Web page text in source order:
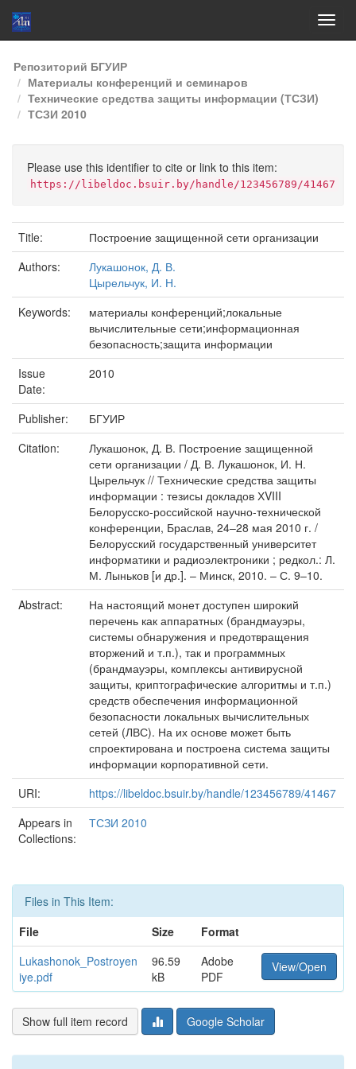
Skip
navigation
Репозиторий БГУИР
Материалы конференций и семинаров
Технические средства защиты информации (ТСЗИ)
ТСЗИ 2010
Please use this identifier to cite or link to this item:
https://libeldoc.bsuir.by/handle/123456789/41467
Title:
Построение защищенной сети организации
Authors:
Лукашонок, Д. В.
Цырельчук, И. Н.
Keywords:
материалы конференций;локальные
вычислительные сети;информационная
безопасность;защита информации
Issue
Date:
2010
Publisher:
БГУИР
Citation:
Лукашонок, Д. В. Построение защищенной
сети организации / Д. В. Лукашонок, И. Н.
Цырельчук // Технические средства защиты
информации : тезисы докладов ХVIII
Белорусско-российской научно-технической
конференции, Браслав, 24–28 мая 2010 г. /
Белорусский государственный университет
информатики и радиоэлектроники ; редкол.: Л.
М. Лыньков [и др.]. – Минск, 2010. – С. 9–10.
Abstract:
На настоящий монет доступен широкий
перечень как аппаратных (брандмауэры,
системы обнаружения и предотвращения
вторжений и т.п.), так и программных
(брандмауэры, комплексы антивирусной
защиты, криптографические алгоритмы и т.п.)
средств обеспечения информационной
безопасности локальных вычислительных
сетей (ЛВС). На их основе может быть
спроектирована и построена система защиты
информации корпоративной сети.
URI:
https://libeldoc.bsuir.by/handle/123456789/41467
Appears in
Collections:
ТСЗИ 2010
Files in This Item:
File
Size
Format
Lukashonok_Postroyen
iye.pdf
96.59
kB
Adobe
PDF
View/Open
Show full item record Google Scholar